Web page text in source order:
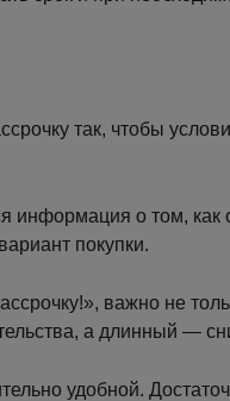
так, чтобы
информация о том,
покупки.
важно не
а длинный —
удобной.